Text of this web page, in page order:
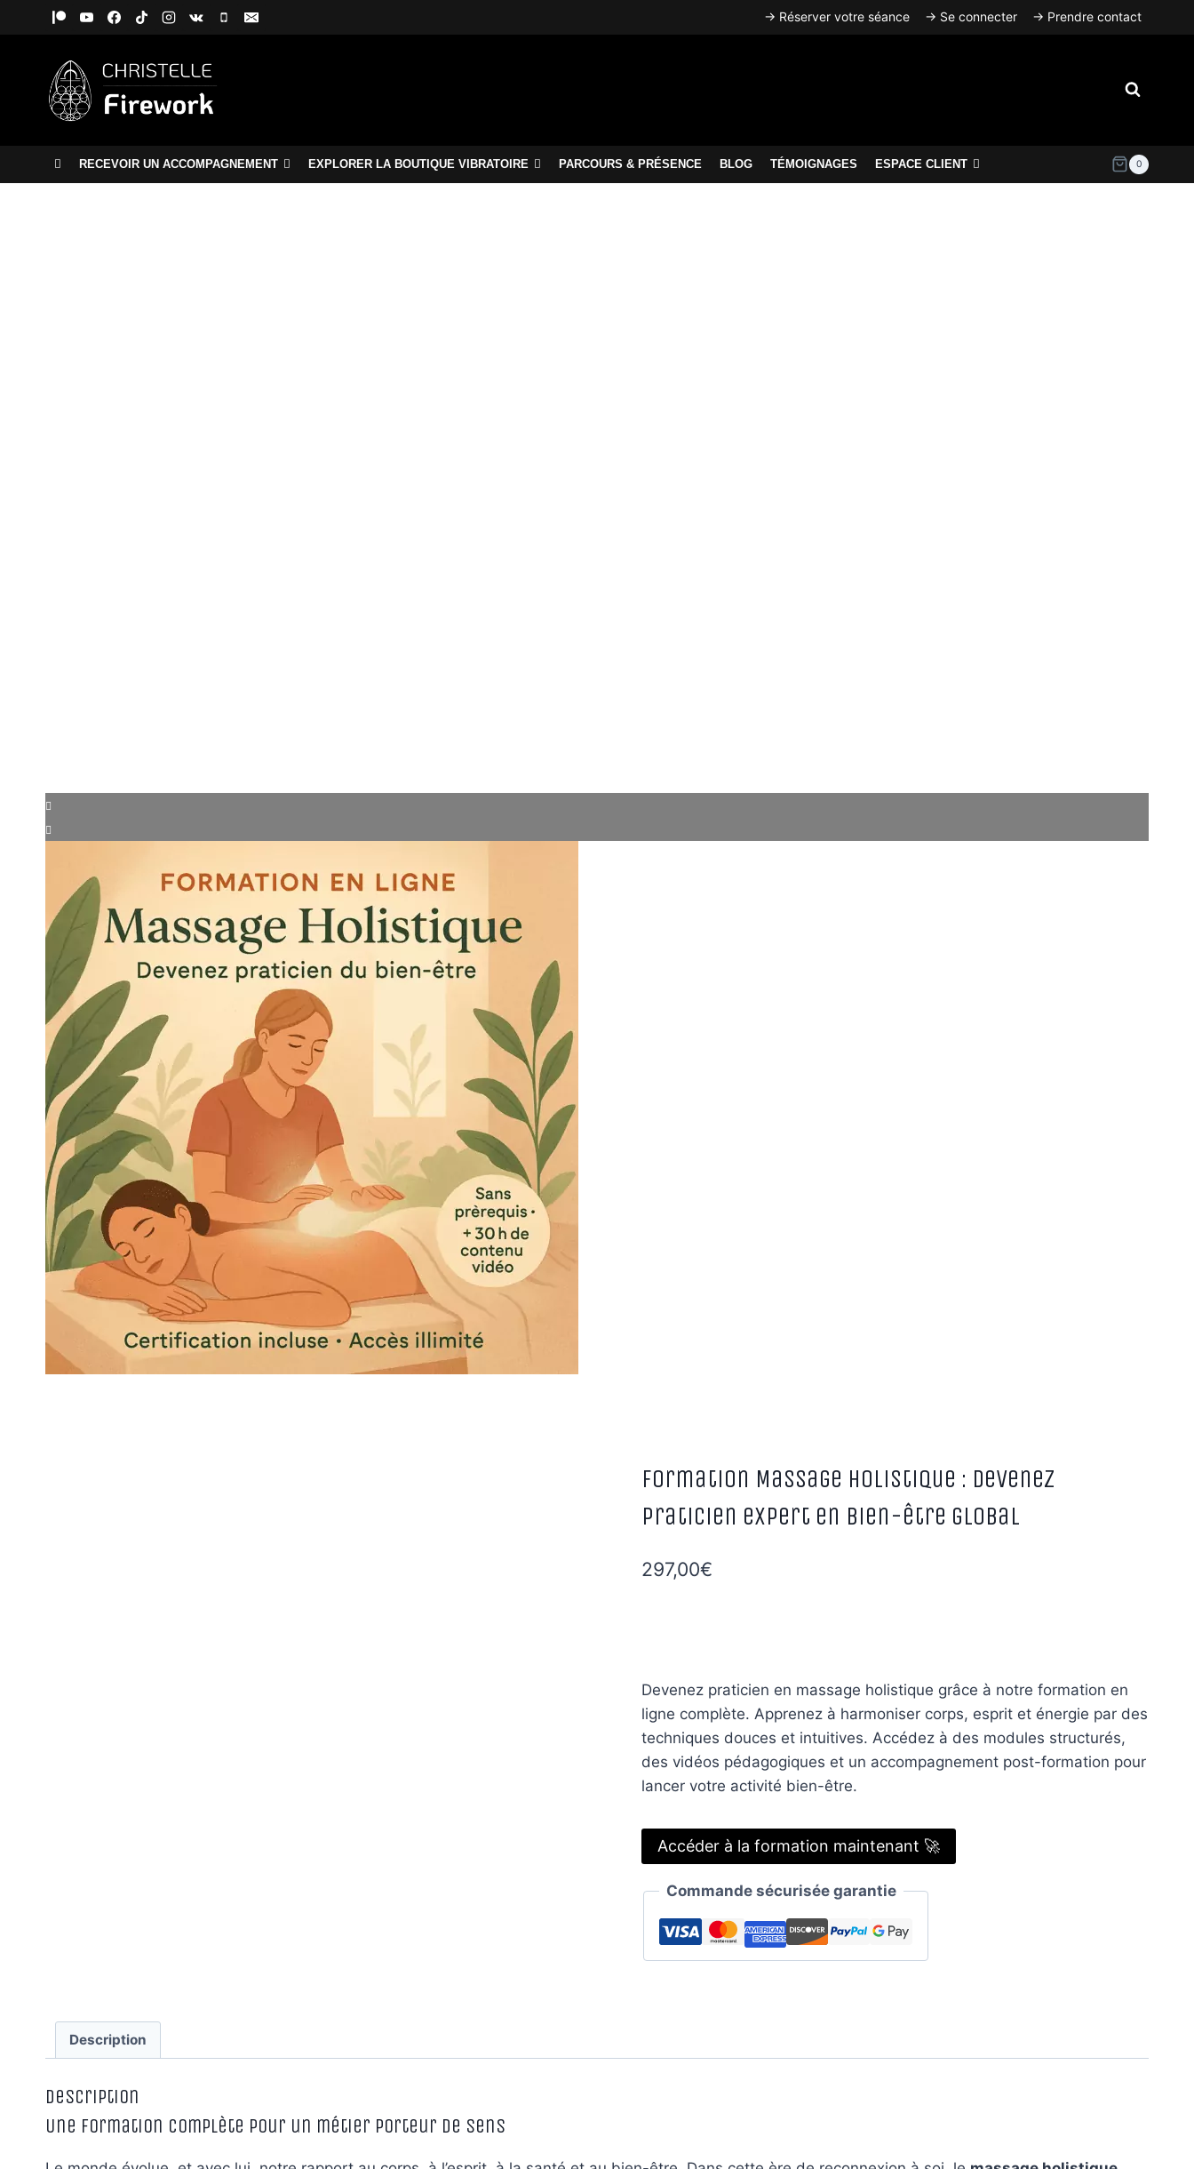
→ Réserver votre séance → Se connecter → Prendre contact
RECEVOIR UN ACCOMPAGNEMENT EXPLORER LA BOUTIQUE VIBRATOIRE PARCOURS & PRÉSENCE BLOG TÉMOIGNAGES ESPACE CLIENT 0
Formation Massage Holistique : Devenez
praticien expert en bien-être global
297,00€
Devenez praticien en massage holistique grâce à notre formation en
ligne complète. Apprenez à harmoniser corps, esprit et énergie par des
techniques douces et intuitives. Accédez à des modules structurés,
des vidéos pédagogiques et un accompagnement post-formation pour
lancer votre activité bien-être.
Accéder à la formation maintenant 🚀
Commande sécurisée garantie
Description
Description
Une formation complète pour un métier porteur de sens